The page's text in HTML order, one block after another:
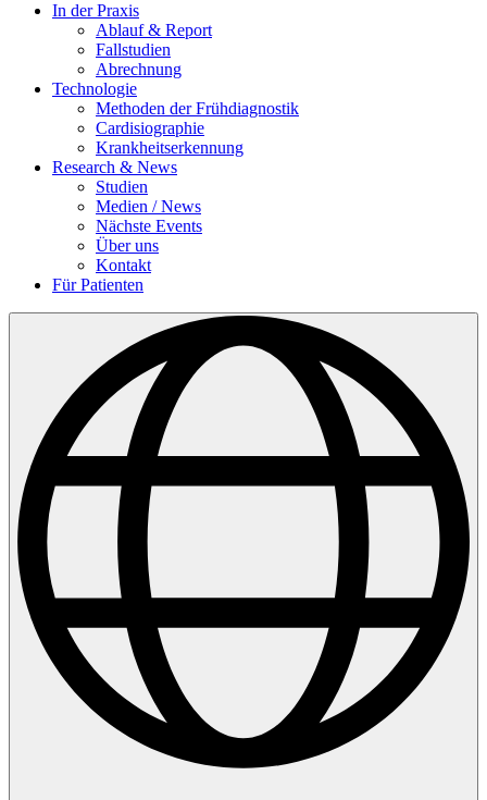
In der Praxis
Ablauf & Report
Fallstudien
Abrechnung
Technologie
Methoden der Frühdiagnostik
Cardisiographie
Krankheitserkennung
Research & News
Studien
Medien / News
Nächste Events
Über uns
Kontakt
Für Patienten